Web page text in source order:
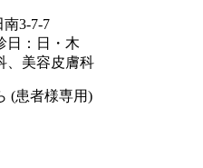
3-7-7
：日・木
、美容皮膚科
(患者様専用)